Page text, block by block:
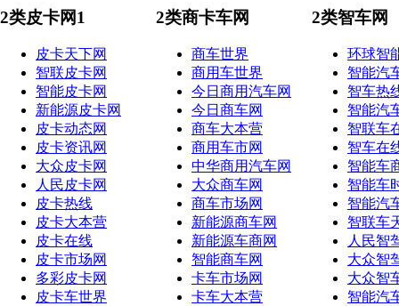
2类皮卡网1
皮卡天下网
智联皮卡网
智能皮卡网
新能源皮卡网
皮卡动态网
皮卡资讯网
大众皮卡网
人民皮卡网
皮卡热线
皮卡大本营
皮卡在线
皮卡市场网
多彩皮卡网
皮卡车世界
2类商卡车网
商车世界
商用车世界
今日商用汽车网
今日商车网
商车大本营
商用车市网
中华商用汽车网
大众商车网
商车市场网
新能源商车网
新能源车商网
智能商车网
卡车市场网
卡车大本营
2类智车网
环球智
智能汽
智车热
智能汽
智联车
智车在
智能车
智能车
智能汽
智联车
人民智
大众智
大众智
智能汽